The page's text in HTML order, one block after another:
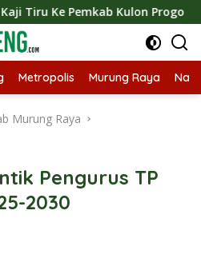
Kulon Progo
Metropolis Murung Raya
Murung Raya
Pengurus TP
2030